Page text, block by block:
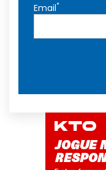
Email*